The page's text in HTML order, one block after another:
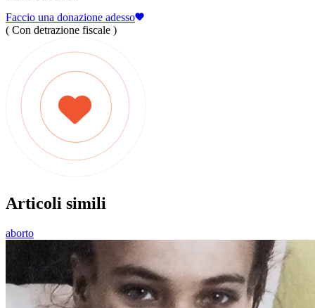
Faccio una donazione adesso
( Con detrazione fiscale )
Articoli simili
aborto